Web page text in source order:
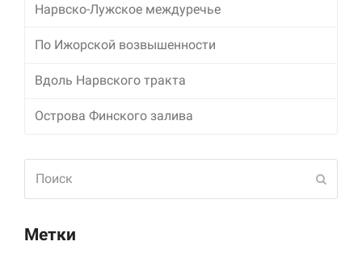
Нарвско-Лужское междуречье
По Ижорской возвышенности
Вдоль Нарвского тракта
Острова Финского залива
Метки